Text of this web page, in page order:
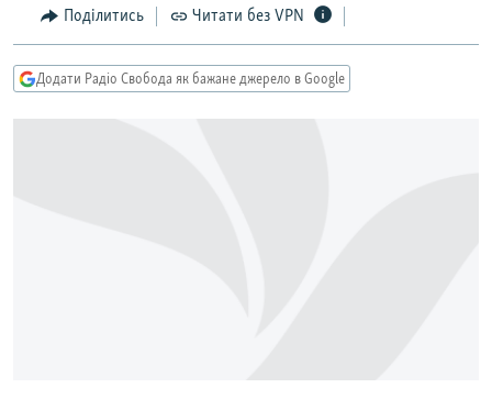
СПОРТ
СВІТ
ТИ ЯК?
КИТАЙ.ВИКЛИКИ
Поділитись Читати без VPN
Додати Радіо Свобода як бажане джерело в Google